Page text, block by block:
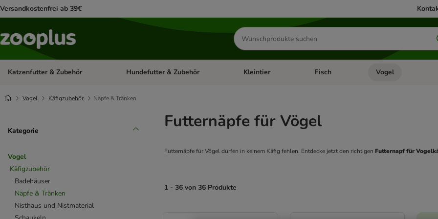
Versandkostenfrei ab 39€
Produkte
suchen
Katzenfutter & Zubehör Kategorie-Menü öffnen: Katzenfutter & Zubehör
Hundefutter & Zubehör Kategorie-Menü öffnen: Hundefutter & Zubehör
Kleintier Kategorie-Menü öffnen: Kleintier
Fisch Kategorie-Menü
Vogel
Vogel Käfigzubehör Näpfe & Tränken
Kategorie
Vogel
Käfigzubehör
Badehäuser
Näpfe & Tränken
Nisthaus und Nistmaterial
Futternäpfe für Vögel
Futternäpfe für Vögel dürfen in keinem Käfig fehlen. Entdecke jetzt den richtigen Futternapf für
1 - 36 von 36 Produkte